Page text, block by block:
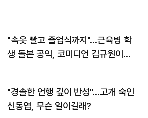
"속옷 빨고 졸업식까지"…근육병 학
생 돌본 공익, 코미디언 김규원이었
"경솔한 언행 깊이 반성"…고개 숙인
신동엽, 무슨 일이길래?